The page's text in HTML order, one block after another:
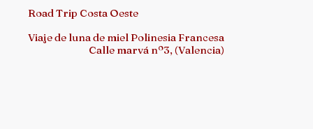
Road Trip Costa Oeste
Viaje de luna de miel Polinesia Francesa
Calle marvá nº3, (Valencia)